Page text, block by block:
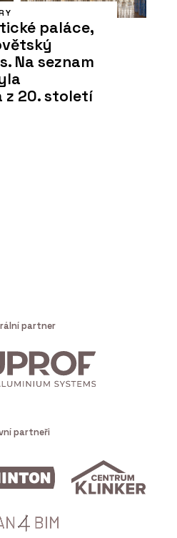
paláce,
Na seznam
20. století
partner
partneři